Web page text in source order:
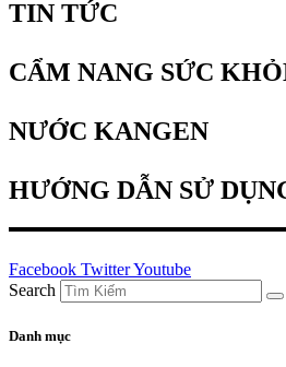
TIN TỨC
CẨM NANG SỨC
NƯỚC KANGEN
HƯỚNG DẪN SỬ
Facebook TwitterYoutube
Search
Danh mục